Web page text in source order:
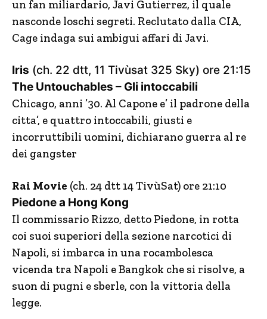
un fan miliardario, Javi Gutierrez, il quale
nasconde loschi segreti. Reclutato dalla CIA,
Cage indaga sui ambigui affari di Javi.
Iris (ch. 22 dtt, 11 Tivùsat 325 Sky) ore 21:15
The Untouchables – Gli intoccabili
Chicago, anni ’30. Al Capone e’ il padrone della
citta’, e quattro intoccabili, giusti e
incorruttibili uomini, dichiarano guerra al re
dei gangster
Rai Movie (ch. 24 dtt 14 TivùSat) ore 21:10
Piedone a Hong Kong
Il commissario Rizzo, detto Piedone, in rotta
coi suoi superiori della sezione narcotici di
Napoli, si imbarca in una rocambolesca
vicenda tra Napoli e Bangkok che si risolve, a
suon di pugni e sberle, con la vittoria della
legge.